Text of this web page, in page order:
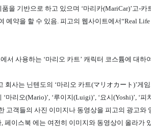
을 기반으로 하고 있으며 ‘마리카(MariCar)’고-
예약을 할 수 있음. 피고의 웹사이트에서“Real
서 사용하는 ‘마리오 카트’ 캐릭터 코스튬에 대
회사는 닌텐도의 ‘마리오 카트(マリオカート)’게
마리오(Mario)’, ‘루이지(Luigi)’, ‘요시(Yoshi)’, ‘
고객들의 사진 이미지나 동영상을 피고의 광고
페이스북 에는 여전히 이미지와 동영상이 올라가